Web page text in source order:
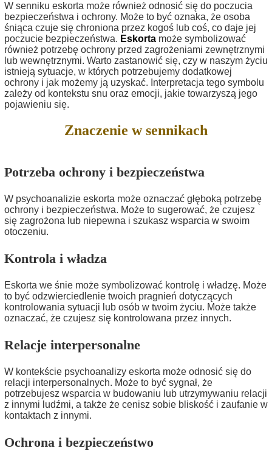
W senniku eskorta może również odnosić się do poczucia
bezpieczeństwa i ochrony. Może to być oznaka, że osoba
śniąca czuje się chroniona przez kogoś lub coś, co daje jej
poczucie bezpieczeństwa. Eskorta może symbolizować
również potrzebę ochrony przed zagrożeniami zewnętrznymi
lub wewnętrznymi. Warto zastanowić się, czy w naszym życiu
istnieją sytuacje, w których potrzebujemy dodatkowej
ochrony i jak możemy ją uzyskać. Interpretacja tego symbolu
zależy od kontekstu snu oraz emocji, jakie towarzyszą jego
pojawieniu się.
Znaczenie w sennikach
Potrzeba ochrony i bezpieczeństwa
W psychoanalizie eskorta może oznaczać głęboką potrzebę
ochrony i bezpieczeństwa. Może to sugerować, że czujesz
się zagrożona lub niepewna i szukasz wsparcia w swoim
otoczeniu.
Kontrola i władza
Eskorta we śnie może symbolizować kontrolę i władzę. Może
to być odzwierciedlenie twoich pragnień dotyczących
kontrolowania sytuacji lub osób w twoim życiu. Może także
oznaczać, że czujesz się kontrolowana przez innych.
Relacje interpersonalne
W kontekście psychoanalizy eskorta może odnosić się do
relacji interpersonalnych. Może to być sygnał, że
potrzebujesz wsparcia w budowaniu lub utrzymywaniu relacji
z innymi ludźmi, a także że cenisz sobie bliskość i zaufanie w
kontaktach z innymi.
Ochrona i bezpieczeństwo